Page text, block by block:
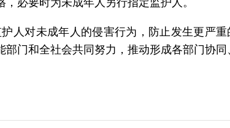
人对未成年人的侵害行为，防止发生更严
门和全社会共同努力，推动形成各部门协同